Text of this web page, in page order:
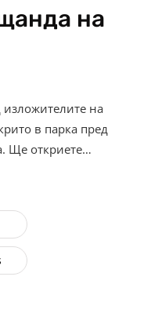
на
изложителите на
в парка пред
Ще откриете…